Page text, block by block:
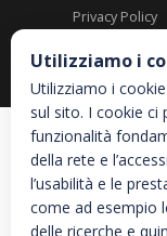
Privacy Policy
Utilizziamo i
Utilizziamo i
sul sito. I cookie ci
funzionalità
della rete e
l’usabilità e le
come ad esempio
delle ricerche e